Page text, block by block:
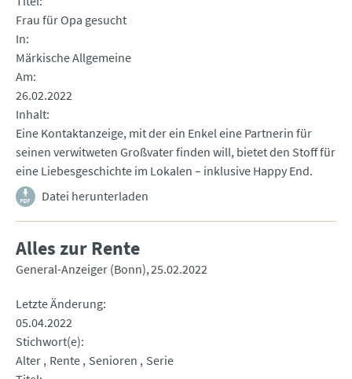
Frau für Opa gesucht
In
Märkische Allgemeine
Am
26.02.2022
Inhalt
Eine Kontaktanzeige, mit der ein Enkel eine Partnerin für
seinen verwitweten Großvater finden will, bietet den Stoff für
eine Liebesgeschichte im Lokalen – inklusive Happy End.
Datei herunterladen
Alles zur Rente
General-Anzeiger (Bonn) 25.02.2022
Letzte Änderung
05.04.2022
Stichwort(e)
Alter Rente Senioren
Serie